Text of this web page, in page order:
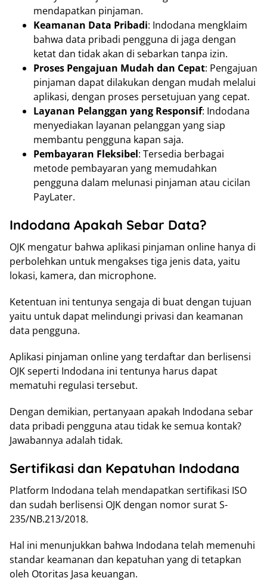
mendapatkan pinjaman.
Keamanan Data Pribadi: Indodana mengklaim
bahwa data pribadi pengguna di jaga dengan
ketat dan tidak akan di sebarkan tanpa izin.
Proses Pengajuan Mudah dan Cepat: Pengajuan
pinjaman dapat dilakukan dengan mudah melalui
aplikasi, dengan proses persetujuan yang cepat.
Layanan Pelanggan yang Responsif: Indodana
menyediakan layanan pelanggan yang siap
membantu pengguna kapan saja.
Pembayaran Fleksibel: Tersedia berbagai
metode pembayaran yang memudahkan
pengguna dalam melunasi pinjaman atau cicilan
PayLater.
Indodana Apakah Sebar Data?
OJK mengatur bahwa aplikasi pinjaman online hanya di
perbolehkan untuk mengakses tiga jenis data, yaitu
lokasi, kamera, dan microphone.
Ketentuan ini tentunya sengaja di buat dengan tujuan
yaitu untuk dapat melindungi privasi dan keamanan
data pengguna.
Aplikasi pinjaman online yang terdaftar dan berlisensi
OJK seperti Indodana ini tentunya harus dapat
mematuhi regulasi tersebut.
Dengan demikian, pertanyaan apakah Indodana sebar
data pribadi pengguna atau tidak ke semua kontak?
Jawabannya adalah tidak.
Sertifikasi dan Kepatuhan Indodana
Platform Indodana telah mendapatkan sertifikasi ISO
dan sudah berlisensi OJK dengan nomor surat S-
235/NB.213/2018.
Hal ini menunjukkan bahwa Indodana telah memenuhi
standar keamanan dan kepatuhan yang di tetapkan
oleh Otoritas Jasa keuangan.